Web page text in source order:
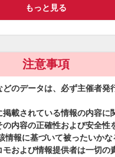
もっと見る
注意事項
のデータは、必ず主催者発
載されている情報の内容に
内容の正確性および安全性
情報に基づいて被ったいかな
モおよび情報提供者は一切の